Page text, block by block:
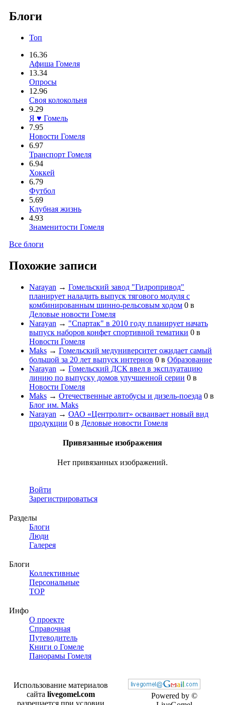
Блоги
Топ
16.36
Афиша Гомеля
13.34
Опросы
12.96
Своя колокольня
9.29
Я ♥ Гомель
7.95
Новости Гомеля
6.97
Транспорт Гомеля
6.94
Хоккей
6.79
Футбол
5.69
Клубная жизнь
4.93
Знаменитости Гомеля
Все блоги
Похожие записи
Narayan → Гомельский завод "Гидропривод"
планирует наладить выпуск тягового модуля с
комбинированным шинно-рельсовым ходом 0 в
Деловые новости Гомеля
Narayan → "Спартак" в 2010 году планирует начать
выпуск наборов конфет спортивной тематики 0 в
Новости Гомеля
Maks → Гомельский медуниверситет ожидает самый
большой за 20 лет выпуск интернов 0 в Образование
Narayan → Гомельский ДСК ввел в эксплуатацию
линию по выпуску домов улучшенной серии 0 в
Новости Гомеля
Maks → Отечественные автобусы и дизель-поезда 0 в
Блог им. Maks
Narayan → ОАО «Центролит» осваивает новый вид
продукции 0 в Деловые новости Гомеля
Привязанные изображения
Нет привязанных изображений.
Войти
Зарегистрироваться
Разделы
Блоги
Люди
Галерея
Блоги
Коллективные
Персональные
TOP
Инфо
О проекте
Справочная
Путеводитель
Книги о Гомеле
Панорамы Гомеля
Powered by ©
Использование материалов
сайта livegomel.com